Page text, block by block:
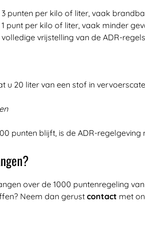
3 punten per kilo of liter, vaak
1 punt per kilo of liter, vaak minder
volledige vrijstelling van de ADR-regels
u 20 liter van een stof in
punten blijft, is de ADR-
over de 1000 puntenregeling
Neem dan gerustcontact met